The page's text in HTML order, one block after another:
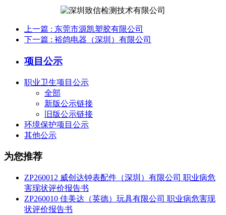
上一篇 : 东莞市源凯塑胶有限公司
下一篇 : 裕鸽电器（深圳）有限公司
项目公示
职业卫生项目公示
全部
新版公示链接
旧版公示链接
环境保护项目公示
其他公示
为您推荐
ZP260012 威创达钟表配件（深圳）有限公司 职业病危
害现状评价报告书
ZP260010 佳美达（英德）玩具有限公司 职业病危害现
状评价报告书